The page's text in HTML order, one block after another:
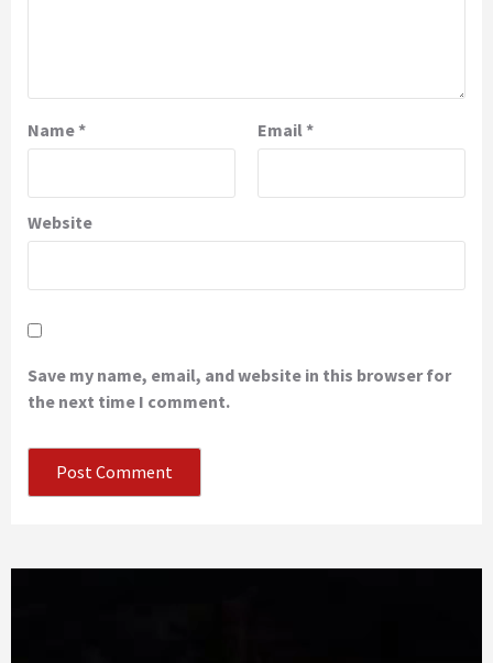
Name* Email *
Website
Save my name, email, and website in this browser for
the next time I comment.